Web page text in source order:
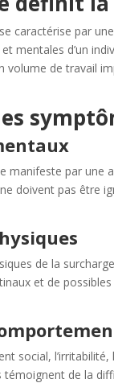
caractérise par
mentales d’un
volume de travail
manifeste par une
doivent pas être
de la
et de
social,
témoignent de la